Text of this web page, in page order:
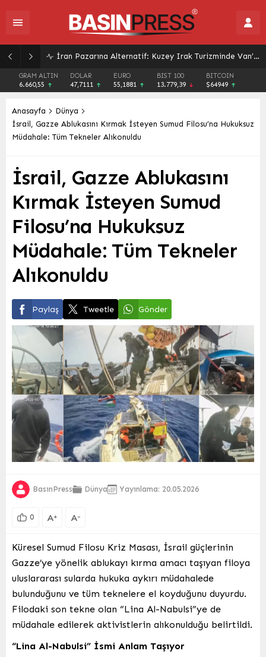
Üniversitelerden Gençlere Geleceğin Meslekleri İçin Kapsamlı Rehberlik: Bilim Kafe Buluşmaları Başladı
GRAM ALTIN
6.660,55
DOLAR
47,7111
EURO
55,1881
BIST 100
13.779,39
BITCOIN
$64949
Anasayfa
Dünya
İsrail, Gazze Ablukasını Kırmak İsteyen Sumud Filosu’na Hukuksuz
Müdahale: Tüm Tekneler Alıkonuldu
İsrail, Gazze Ablukasını
Kırmak İsteyen Sumud
Filosu’na Hukuksuz
Müdahale: Tüm Tekneler
Alıkonuldu
Paylaş Tweetle Gönder
BasınPress Dünya Yayınlama: 20.05.2026
0 A+ A-
Küresel Sumud Filosu Kriz Masası, İsrail güçlerinin
Gazze’ye yönelik ablukayı kırma amacı taşıyan filoya
uluslararası sularda hukuka aykırı müdahalede
bulunduğunu ve tüm teknelere el koyduğunu duyurdu.
Filodaki son tekne olan “Lina Al-Nabulsi”ye de
müdahale edilerek aktivistlerin alıkonulduğu belirtildi.
“Lina Al-Nabulsi” İsmi Anlam Taşıyor